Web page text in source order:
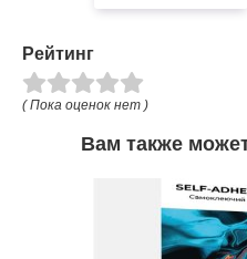
Рейтинг
( Пока оценок нет )
Вам также